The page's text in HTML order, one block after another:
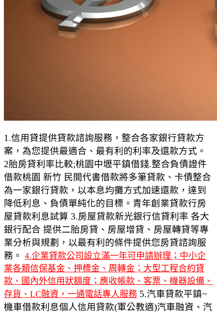
1.信用貸提供貸款諮詢服務，整合各家銀行貸款方
案，為您提供最適合、最有利的利率及還款方式。
2胎房貸利率比較;桃園中壢平鎮借錢.整合負債證件
借款桃園 新竹 民間代書借款將多筆貸款、卡債整合
為一家銀行貸款，以本息均攤方式加速還款，達到
降低利息、負債單純化的目標。青年創業貸款行房
屋貸款利息試算 3.房屋貸款新光銀行信貸利率 各大
銀行配合 提供二胎房貸、房屋增貸、房屋轉貸等專
業分析與規劃，以最有利的條件提供您房貸諮詢服
務。 4.企業貸款公司設立滿一年可申請辦理；中小企
業各類信保基金、押標金、周轉金；大型工程合約貸
款、國內外信用狀額度；應收帳款、客票、機器設備、
存貨、LC融資，一通電話專人服務 5.汽車貸款平鎮~
機車借款利息個人信用貸款(軍公教適)汽車融資、汽